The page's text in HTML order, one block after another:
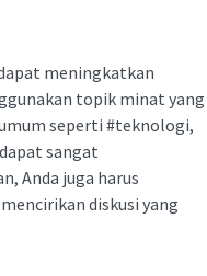
meningkatkan
topik minat yang
seperti #teknologi,
sangat
Anda juga harus
diskusi yang